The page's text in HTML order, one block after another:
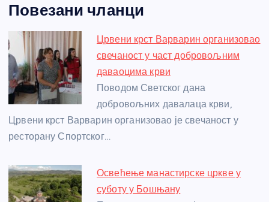
c
e
b
o
o
k
ss
e
n
g
er
itt
er
er at
s
A
p
p
a
g
e
e
st
e
Повезани чланци
Црвени крст Варварин организовао
свечаност у част добровољним
даваоцима крви
Поводом Светског дана
добровољних давалаца крви,
Црвени крст Варварин организовао је свечаност у
ресторану Спортског…
Освећење манастирске цркве у
суботу у Бошњану